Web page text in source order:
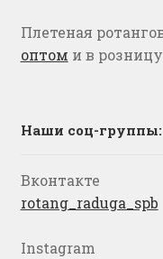
Плетеная
оптом и в розницу
Наши соц-группы:
Вконтакте
rotang_raduga_spb
Instagram